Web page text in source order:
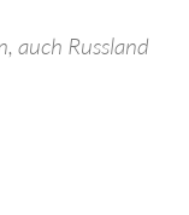
auch Russland